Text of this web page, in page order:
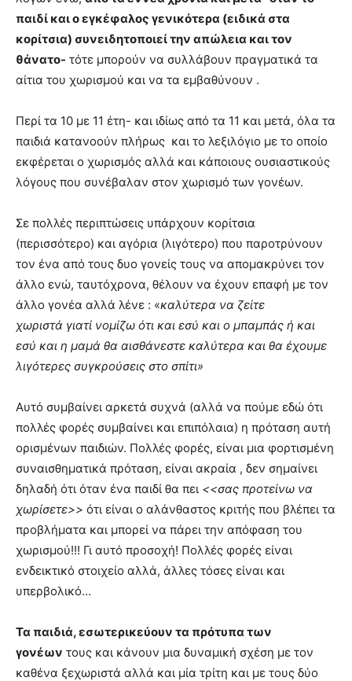
παιδί και ο εγκέφαλος γενικότερα (ειδικά στα
κορίτσια) συνειδητοποιεί την απώλεια και τον
θάνατο- τότε μπορούν να συλλάβουν πραγματικά τα
αίτια του χωρισμού και να τα εμβαθύνουν .
Περί τα 10 με 11 έτη- και ιδίως από τα 11 και μετά, όλα τα
παιδιά κατανοούν πλήρως και το λεξιλόγιο με το οποίο
εκφέρεται ο χωρισμός αλλά και κάποιους ουσιαστικούς
λόγους που συνέβαλαν στον χωρισμό των γονέων.
Σε πολλές περιπτώσεις υπάρχουν κορίτσια
(περισσότερο) και αγόρια (λιγότερο) που παροτρύνουν
τον ένα από τους δυο γονείς τους να απομακρύνει τον
άλλο ενώ, ταυτόχρονα, θέλουν να έχουν επαφή με τον
άλλο γονέα αλλά λένε : «καλύτερα να ζείτε
χωριστά γιατί νομίζω ότι και εσύ και ο μπαμπάς ή και
εσύ και η μαμά θα αισθάνεστε καλύτερα και θα έχουμε
λιγότερες συγκρούσεις στο σπίτι»
Αυτό συμβαίνει αρκετά συχνά (αλλά να πούμε εδώ ότι
πολλές φορές συμβαίνει και επιπόλαια) η πρόταση αυτή
ορισμένων παιδιών. Πολλές φορές, είναι μια φορτισμένη
συναισθηματικά πρόταση, είναι ακραία , δεν σημαίνει
δηλαδή ότι όταν ένα παιδί θα πει <<σας προτείνω να
χωρίσετε>> ότι είναι ο αλάνθαστος κριτής που βλέπει τα
προβλήματα και μπορεί να πάρει την απόφαση του
χωρισμού!!! Γι αυτό προσοχή! Πολλές φορές είναι
ενδεικτικό στοιχείο αλλά, άλλες τόσες είναι και
υπερβολικό…
Τα παιδιά, εσωτερικεύουν τα πρότυπα των
γονέων τους και κάνουν μια δυναμική σχέση με τον
καθένα ξεχωριστά αλλά και μία τρίτη και με τους δύο